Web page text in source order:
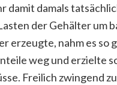
damit damals
der Gehälter um
erzeugte, nahm es so
weg und erzielte
Freilich zwingend